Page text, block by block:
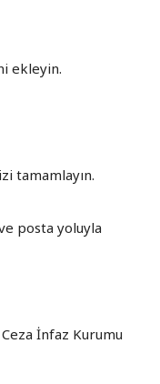
ekleyin.
tamamlayın.
posta yoluyla
İnfaz Kurumu